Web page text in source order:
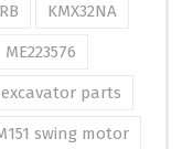
KMX32NA
ME223576
excavator parts
swing motor